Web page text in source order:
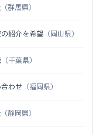
（群馬県）
紹介を希望 （岡山県）
（千葉県）
わせ （福岡県）
（静岡県）